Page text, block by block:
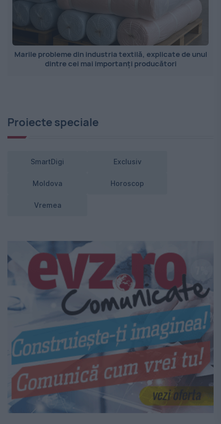
Marile probleme din industria textilă, explicate de unul
dintre cei mai importanți producători
Proiecte speciale
SmartDigi Exclusiv
Moldova Horoscop
Vremea